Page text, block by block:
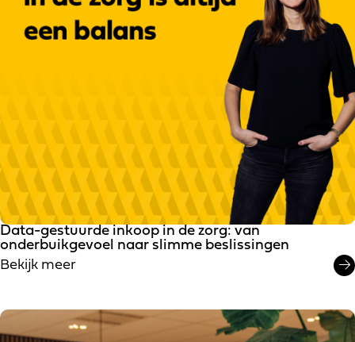
Data-gestuurde inkoop in de zorg: van
onderbuikgevoel naar slimme beslissingen
Bekijk meer